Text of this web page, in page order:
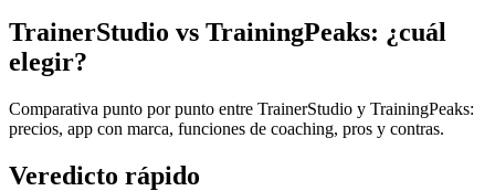
TrainerStudio vs TrainingPeaks: ¿cuál
elegir?
Comparativa punto por punto entre TrainerStudio y TrainingPeaks:
precios, app con marca, funciones de coaching, pros y contras.
Veredicto rápido